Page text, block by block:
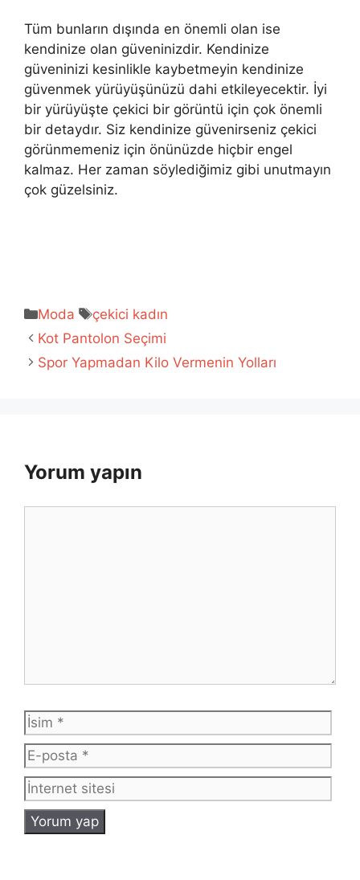
Tüm bunların dışında en önemli olan ise
kendinize olan güveninizdir. Kendinize
güveninizi kesinlikle kaybetmeyin kendinize
güvenmek yürüyüşünüzü dahi etkileyecektir. İyi
bir yürüyüşte çekici bir görüntü için çok önemli
bir detaydır. Siz kendinize güvenirseniz çekici
görünmemeniz için önünüzde hiçbir engel
kalmaz. Her zaman söylediğimiz gibi unutmayın
çok güzelsiniz.
Kategoriler
Moda Etiketler
çekici kadın
Kot Pantolon Seçimi
Spor Yapmadan Kilo Vermenin Yolları
Yorum yapın
İsim